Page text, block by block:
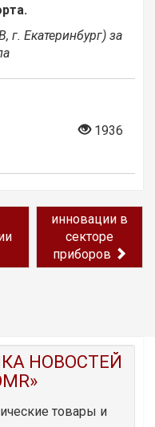
Екатеринбург) за
1936
инновации в
секторе
приборов
НОВОСТЕЙ
товары и